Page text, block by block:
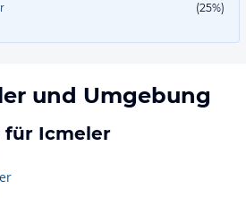
(25%)
und Umgebung
für Icmeler